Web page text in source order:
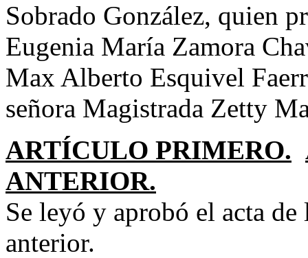
Sobrado González, quien
Eugenia María Zamora
Max Alberto Esquivel
señora Magistrada Zetty
ARTÍCULO PRIMERO.
ANTERIOR.
Se leyó y aprobó el acta
anterior.